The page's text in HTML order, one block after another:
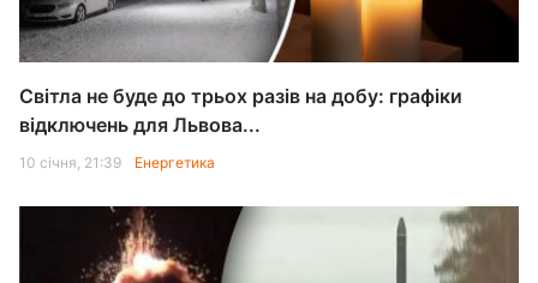
Світла не буде до трьох разів на добу: графіки
відключень для Львова...
10 січня, 21:39 Енергетика